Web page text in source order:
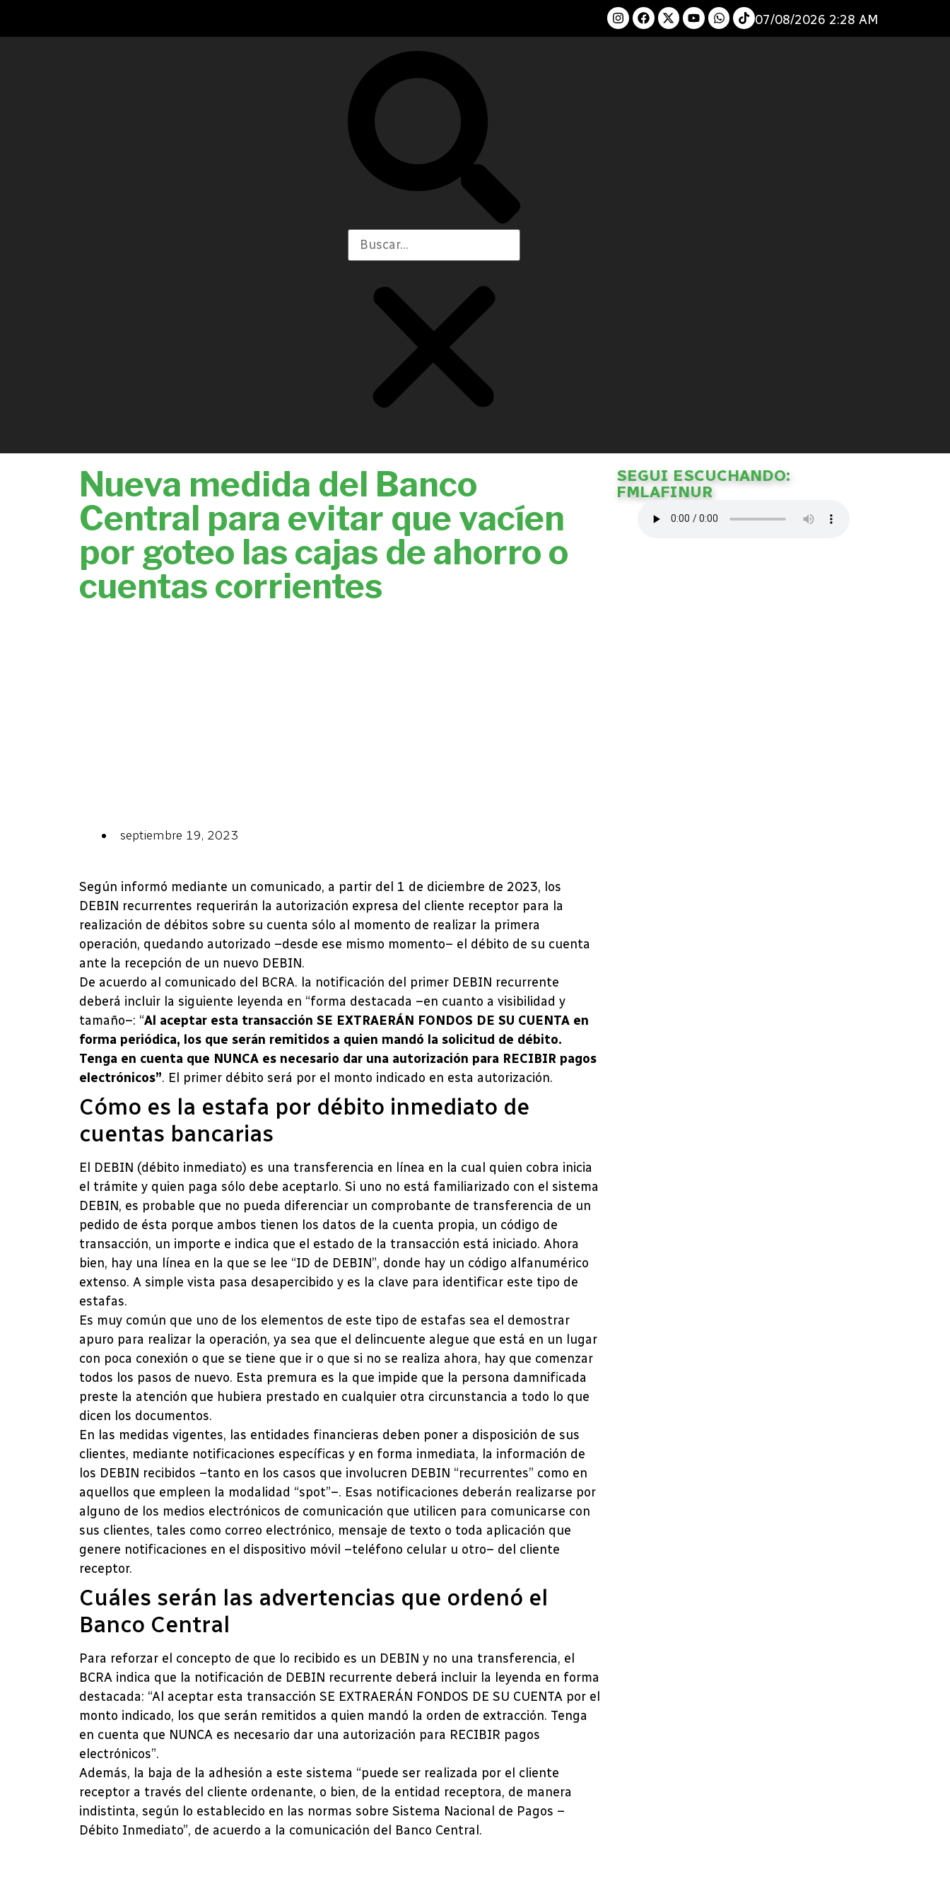
07/08/2026 2:28 AM
Nueva medida del Banco
Central para evitar que vacíen
por goteo las cajas de ahorro o
cuentas corrientes
septiembre 19, 2023
Según informó mediante un comunicado, a partir del 1 de diciembre de 2023, los
DEBIN recurrentes requerirán la autorización expresa del cliente receptor para la
realización de débitos sobre su cuenta sólo al momento de realizar la primera
operación, quedando autorizado –desde ese mismo momento– el débito de su cuenta
ante la recepción de un nuevo DEBIN.
De acuerdo al comunicado del BCRA. la notificación del primer DEBIN recurrente
deberá incluir la siguiente leyenda en “forma destacada –en cuanto a visibilidad y
tamaño–: “Al aceptar esta transacción SE EXTRAERÁN FONDOS DE SU CUENTA en
forma periódica, los que serán remitidos a quien mandó la solicitud de débito.
Tenga en cuenta que NUNCA es necesario dar una autorización para RECIBIR pagos
electrónicos”. El primer débito será por el monto indicado en esta autorización.
Cómo es la estafa por débito inmediato de
cuentas bancarias
El DEBIN (débito inmediato) es una transferencia en línea en la cual quien cobra inicia
el trámite y quien paga sólo debe aceptarlo. Si uno no está familiarizado con el sistema
DEBIN, es probable que no pueda diferenciar un comprobante de transferencia de un
pedido de ésta porque ambos tienen los datos de la cuenta propia, un código de
transacción, un importe e indica que el estado de la transacción está iniciado. Ahora
bien, hay una línea en la que se lee “ID de DEBIN”, donde hay un código alfanumérico
extenso. A simple vista pasa desapercibido y es la clave para identificar este tipo de
estafas.
Es muy común que uno de los elementos de este tipo de estafas sea el demostrar
apuro para realizar la operación, ya sea que el delincuente alegue que está en un lugar
con poca conexión o que se tiene que ir o que si no se realiza ahora, hay que comenzar
todos los pasos de nuevo. Esta premura es la que impide que la persona damnificada
preste la atención que hubiera prestado en cualquier otra circunstancia a todo lo que
dicen los documentos.
En las medidas vigentes, las entidades financieras deben poner a disposición de sus
clientes, mediante notificaciones específicas y en forma inmediata, la información de
los DEBIN recibidos –tanto en los casos que involucren DEBIN “recurrentes” como en
aquellos que empleen la modalidad “spot”–. Esas notificaciones deberán realizarse por
alguno de los medios electrónicos de comunicación que utilicen para comunicarse con
sus clientes, tales como correo electrónico, mensaje de texto o toda aplicación que
genere notificaciones en el dispositivo móvil –teléfono celular u otro– del cliente
receptor.
Cuáles serán las advertencias que ordenó el
Banco Central
Para reforzar el concepto de que lo recibido es un DEBIN y no una transferencia, el
BCRA indica que la notificación de DEBIN recurrente deberá incluir la leyenda en forma
destacada: “Al aceptar esta transacción SE EXTRAERÁN FONDOS DE SU CUENTA por el
monto indicado, los que serán remitidos a quien mandó la orden de extracción. Tenga
en cuenta que NUNCA es necesario dar una autorización para RECIBIR pagos
electrónicos”.
Además, la baja de la adhesión a este sistema “puede ser realizada por el cliente
receptor a través del cliente ordenante, o bien, de la entidad receptora, de manera
indistinta, según lo establecido en las normas sobre Sistema Nacional de Pagos –
Débito Inmediato”, de acuerdo a la comunicación del Banco Central.
SEGUI ESCUCHANDO:
FMLAFINUR